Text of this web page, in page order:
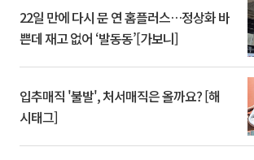
22일 만에 다시 문 연 홈플러스…정상화 바
쁜데 재고 없어 ‘발동동’[가보니]
입추매직 '불발', 처서매직은 올까요? [해
시태그]